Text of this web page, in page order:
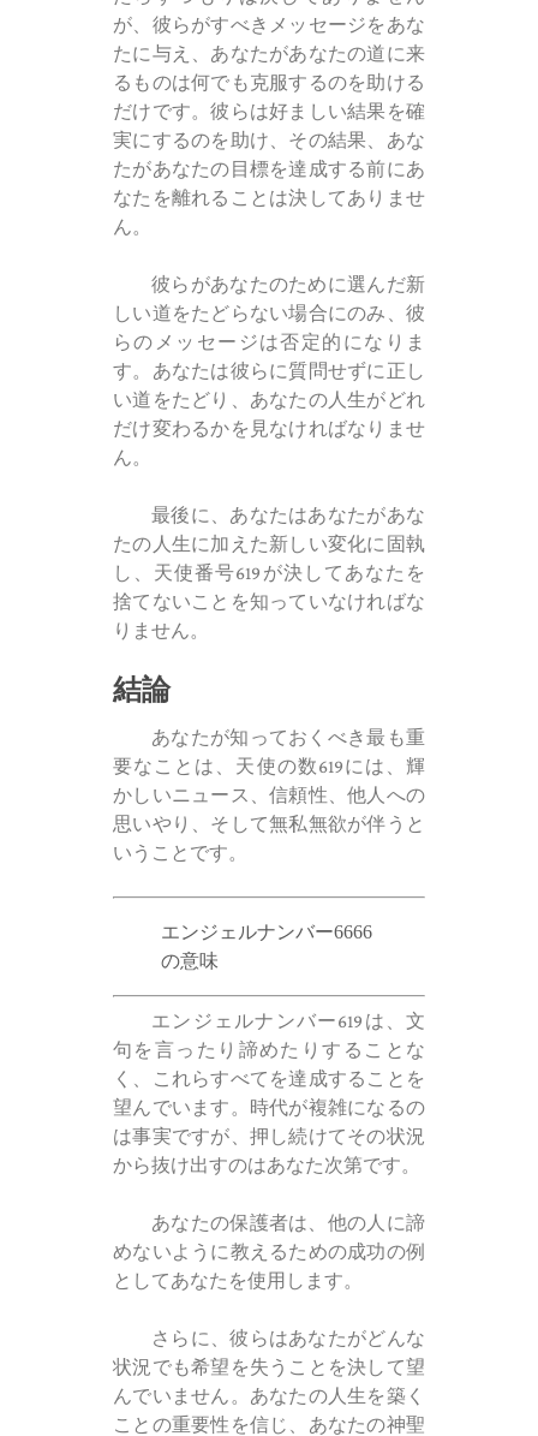
が、彼らがすべきメッセージをあな
たに与え、あなたがあなたの道に来
るものは何でも克服するのを助ける
だけです。彼らは好ましい結果を確
実にするのを助け、その結果、あな
たがあなたの目標を達成する前にあ
なたを離れることは決してありませ
ん。
彼らがあなたのために選んだ新
しい道をたどらない場合にのみ、彼
らのメッセージは否定的になりま
す。あなたは彼らに質問せずに正し
い道をたどり、あなたの人生がどれ
だけ変わるかを見なければなりませ
ん。
最後に、あなたはあなたがあな
たの人生に加えた新しい変化に固執
し、天使番号619が決してあなたを
捨てないことを知っていなければな
りません。
結論
あなたが知っておくべき最も重
要なことは、天使の数619には、輝
かしいニュース、信頼性、他人への
思いやり、そして無私無欲が伴うと
いうことです。
エンジェルナンバー6666
の意味
エンジェルナンバー619は、文
句を言ったり諦めたりすることな
く、これらすべてを達成することを
望んでいます。時代が複雑になるの
は事実ですが、押し続けてその状況
から抜け出すのはあなた次第です。
あなたの保護者は、他の人に諦
めないように教えるための成功の例
としてあなたを使用します。
さらに、彼らはあなたがどんな
状況でも希望を失うことを決して望
んでいません。あなたの人生を築く
ことの重要性を信じ、あなたの神聖